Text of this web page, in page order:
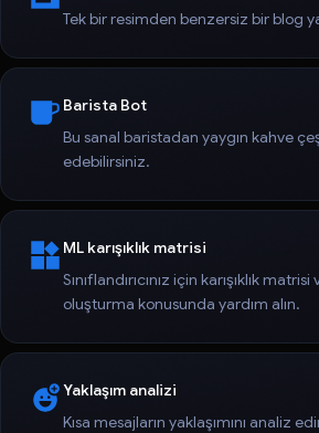
Tek bir resimden benzersiz bir blog
Barista Bot
Bu sanal baristadan yaygın kahve
edebilirsiniz.
ML karışıklık matrisi
Sınıflandırıcınız için karışıklık
oluşturma konusunda yardım alın.
Yaklaşım analizi
Kısa mesajların yaklaşımını analiz